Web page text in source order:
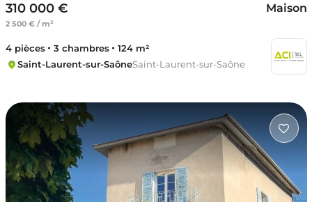
310 000 €
2 500 € / m²
Maison
4 pièces 3 chambres
124 m²
Saint-Laurent-sur-SaôneSaint-Laurent-sur-Saône